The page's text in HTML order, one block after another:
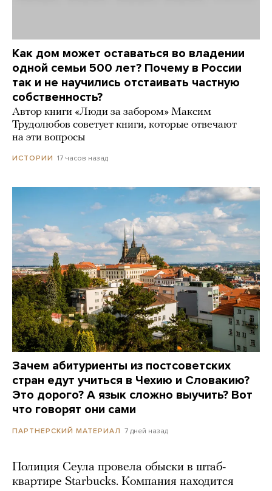
Как дом может оставаться во владении
одной семьи 500 лет? Почему в России
так и не научились отстаивать частную
собственность?
Автор книги «Люди за забором» Максим
Трудолюбов советует книги, которые отвечают
на эти вопросы
ИСТОРИИ 17 часов назад
Зачем абитуриенты из постсоветских
стран едут учиться в Чехию и Словакию?
Это дорого? А язык сложно выучить? Вот
что говорят они сами
ПАРТНЕРСКИЙ МАТЕРИАЛ 7 дней назад
Полиция Сеула провела обыски в штаб-
квартире Starbucks. Компания находится